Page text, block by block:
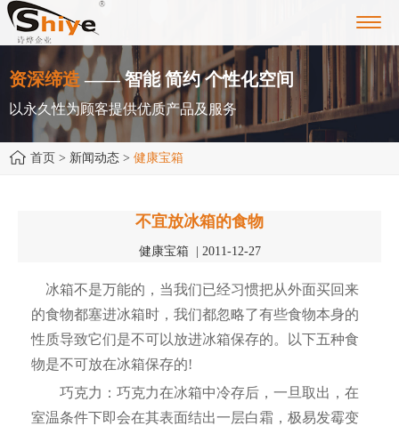
资深缔造 —— 智能 简约 个性化空间
以永久性为顾客提供优质产品及服务
首页 > 新闻动态 > 健康宝箱
不宜放冰箱的食物
健康宝箱 | 2011-12-27
冰箱不是万能的，当我们已经习惯把从外面买回来
的食物都塞进冰箱时，我们都忽略了有些食物本身的
性质导致它们是不可以放进冰箱保存的。以下五种食
物是不可放在冰箱保存的!
巧克力：巧克力在冰箱中冷存后，一旦取出，在
室温条件下即会在其表面结出一层白霜，极易发霉变